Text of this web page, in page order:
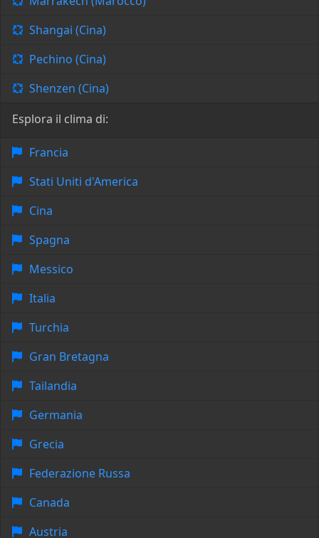
Shangai (Cina)
Pechino (Cina)
Shenzen (Cina)
Esplora il clima di:
Francia
Stati Uniti d'America
Cina
Spagna
Messico
Italia
Turchia
Gran Bretagna
Tailandia
Germania
Grecia
Federazione Russa
Canada
Austria